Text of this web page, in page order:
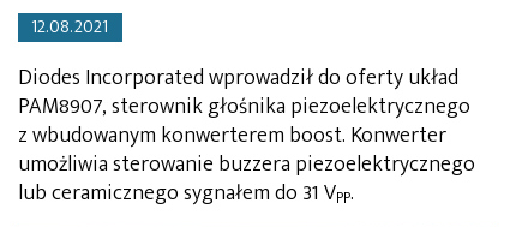
12.08.2021
Diodes Incorporated wprowadził do oferty układ
PAM8907, sterownik głośnika piezoelektrycznego
z wbudowanym konwerterem boost. Konwerter
umożliwia sterowanie buzzera piezoelektrycznego
lub ceramicznego sygnałem do 31 VPP.